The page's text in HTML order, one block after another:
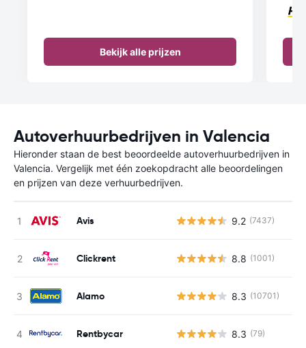
Bekijk alle prijzen
Autoverhuurbedrijven in Valencia
Hieronder staan de best beoordeelde autoverhuurbedrijven in
Valencia. Vergelijk met één zoekopdracht alle beoordelingen
en prijzen van deze verhuurbedrijven.
Avis 9.2 (7437)
Clickrent 8.8 (1001)
Alamo 8.3 (10701)
Rentbycar 8.3 (79)